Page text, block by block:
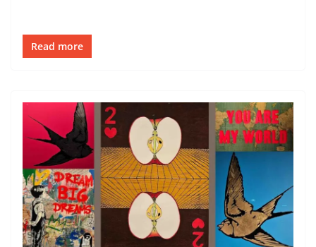
Read more